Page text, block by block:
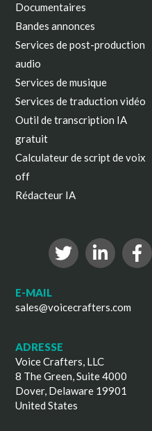
Documentaires
Bandes annonces
Services de post-production
audio
Services de musique
Services de traduction vidéo
Outil de transcription IA
gratuit
Calculateur de script de voix
off
Rédacteur IA
E-MAIL
sales@voicecrafters.com
ADRESSE
Voice Crafters, LLC
8 The Green, Suite 4000
Dover, Delaware 19901
United States